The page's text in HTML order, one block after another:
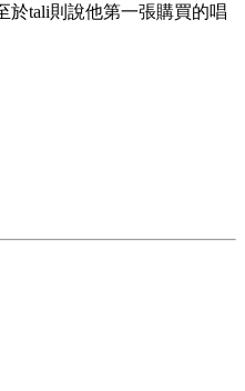
至於tali則說他第一張購買的唱